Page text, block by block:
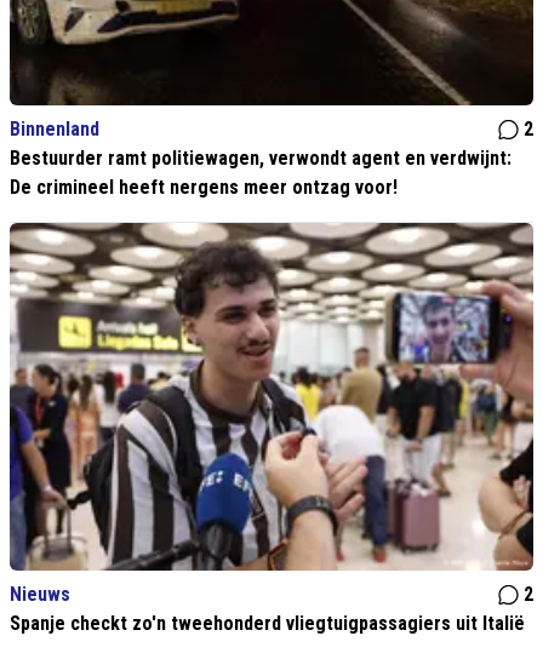
Binnenland
2
Bestuurder ramt politiewagen, verwondt agent en verdwijnt:
De crimineel heeft nergens meer ontzag voor!
Nieuws
2
Spanje checkt zo'n tweehonderd vliegtuigpassagiers uit Italië